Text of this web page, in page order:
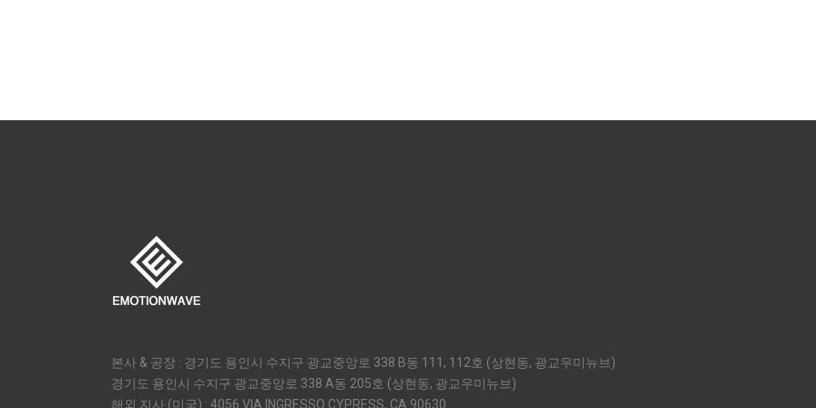
본사 & 공장 : 경기도 용인시 수지구 광교중앙로 338 B동 111, 112호 (상현동, 광교우미뉴브)
경기도 용인시 수지구 광교중앙로 338 A동 205호 (상현동, 광교우미뉴브)
해외 지사 (미국) : 4056 VIA INGRESSO CYPRESS, CA 90630